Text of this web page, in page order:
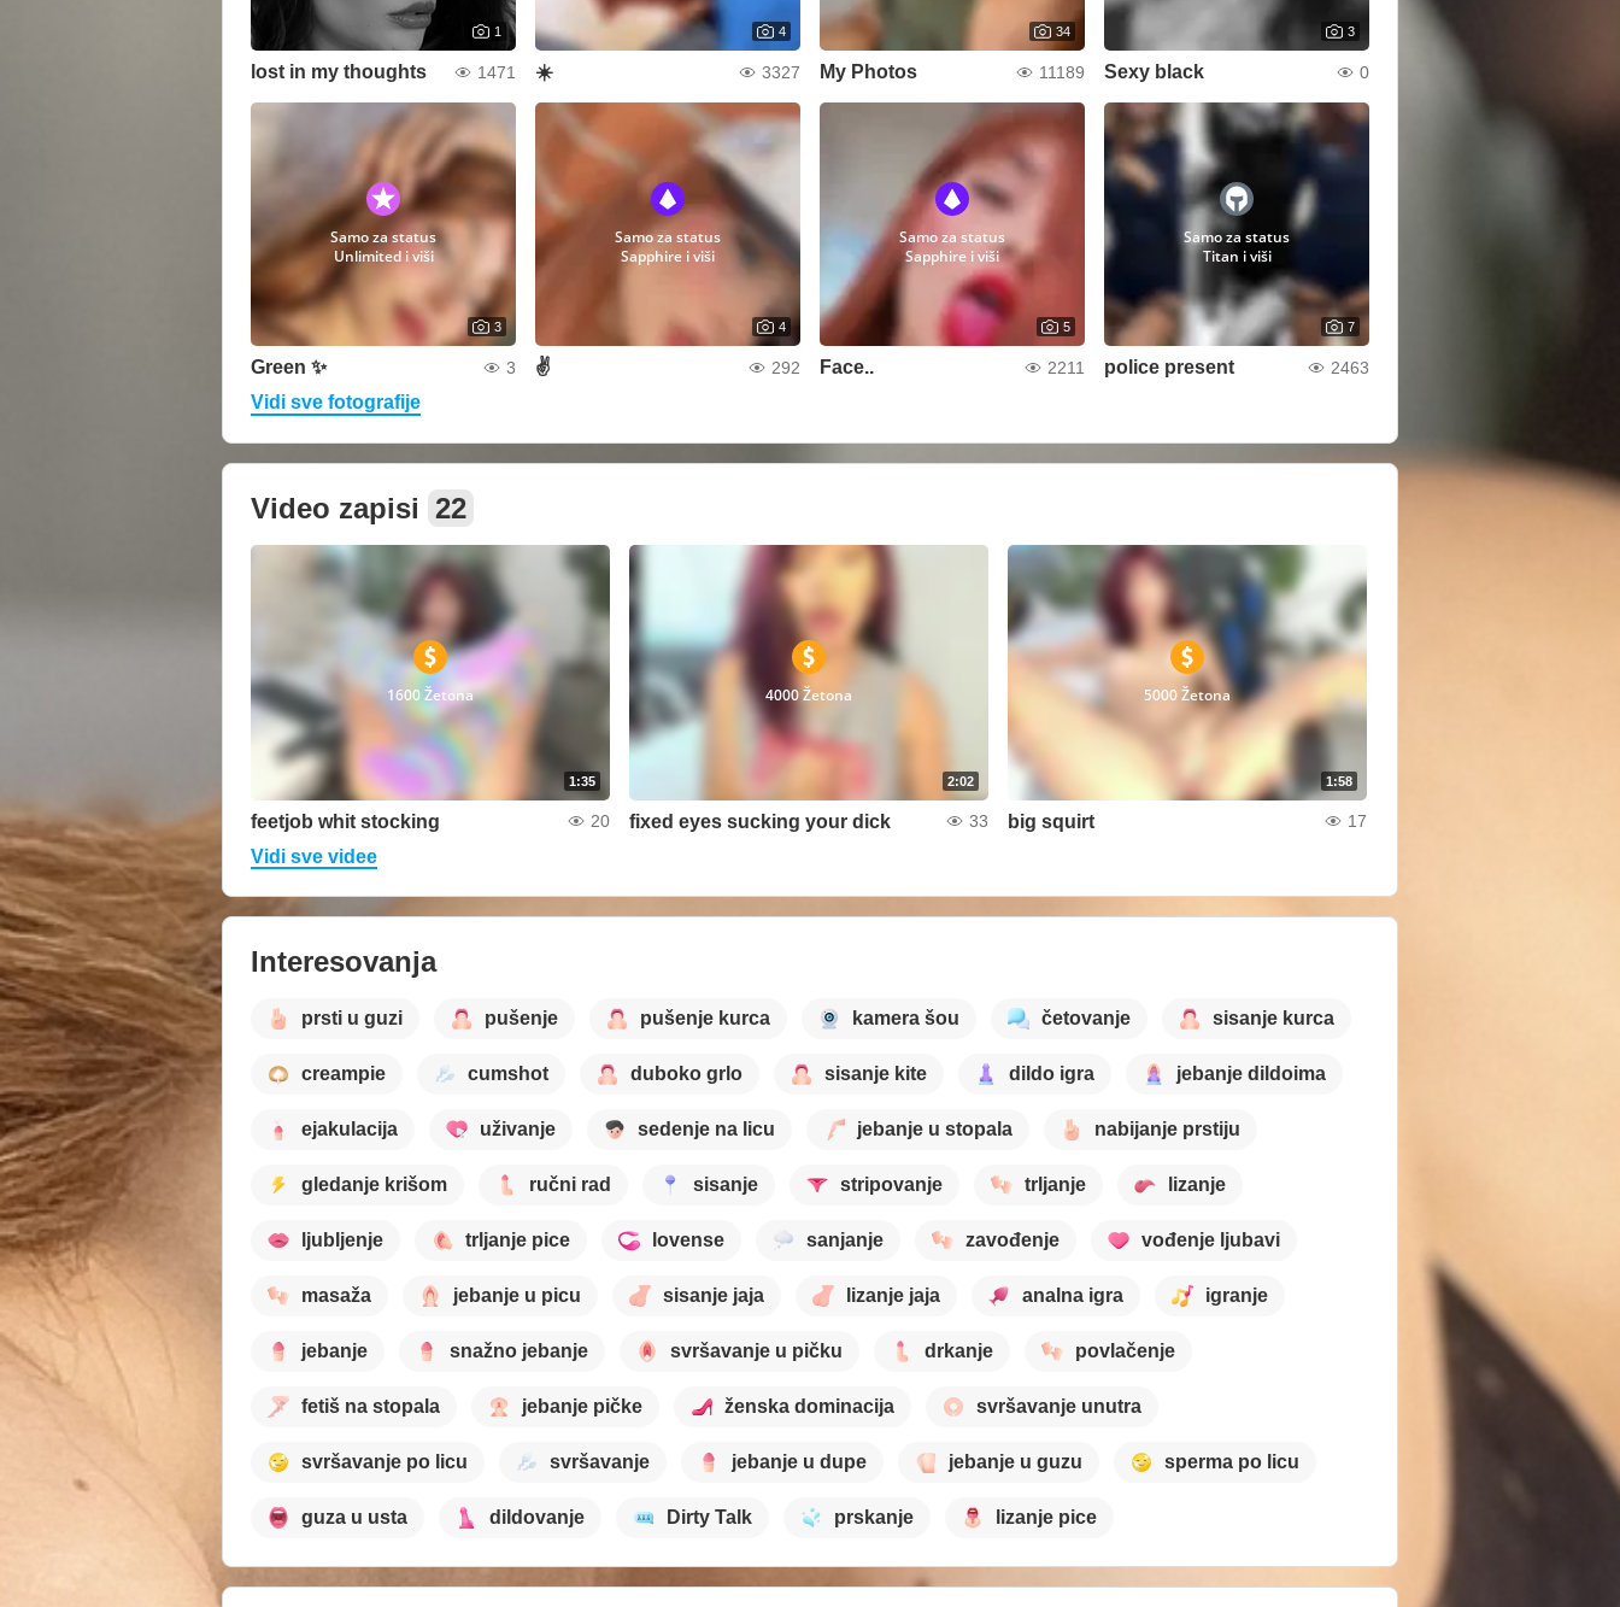
1
lost in my thoughts 1471
4
☀️ 3327
34
My Photos 11189
3
Sexy black 0
Samo za status
Unlimited i viši
3
Green ✨ 3
Samo za status
Sapphire i viši
4
✌️ 292
Samo za status
Sapphire i viši
5
Face.. 2211
Samo za status
Titan i viši
7
police present 2463
Vidi sve fotografije
Video zapisi 22
1:35
1600 Žetona
feetjob whit stocking 20
2:02
4000 Žetona
fixed eyes sucking your dick 33
1:58
5000 Žetona
big squirt 17
Vidi sve videe
Interesovanja
prsti u guzi pušenje pušenje kurca kamera šou četovanje sisanje kurca
creampie cumshot duboko grlo sisanje kite dildo igra jebanje dildoima
ejakulacija uživanje sedenje na licu jebanje u stopala nabijanje prstiju
gledanje krišom ručni rad sisanje stripovanje trljanje lizanje
ljubljenje trljanje pice lovense sanjanje zavođenje vođenje ljubavi
masaža jebanje u picu sisanje jaja lizanje jaja analna igra igranje
jebanje snažno jebanje svršavanje u pičku drkanje povlačenje
fetiš na stopala jebanje pičke ženska dominacija svršavanje unutra
svršavanje po licu svršavanje jebanje u dupe jebanje u guzu sperma po licu
guza u usta dildovanje Dirty Talk prskanje lizanje pice